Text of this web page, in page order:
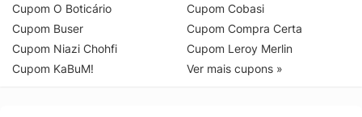
Cupom O Boticário
Cupom Buser
Cupom Niazi Chohfi
Cupom KaBuM!
Cupom Cobasi
Cupom Compra Certa
Cupom Leroy Merlin
Ver mais cupons »